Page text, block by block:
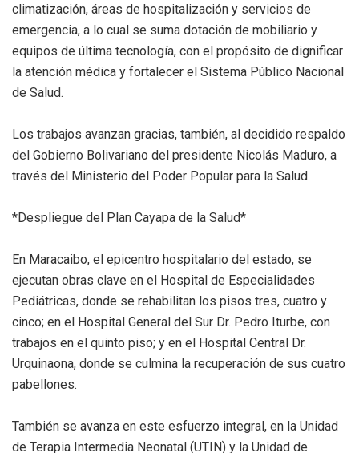
climatización, áreas de hospitalización y servicios de
emergencia, a lo cual se suma dotación de mobiliario y
equipos de última tecnología, con el propósito de dignificar
la atención médica y fortalecer el Sistema Público Nacional
de Salud.
Los trabajos avanzan gracias, también, al decidido respaldo
del Gobierno Bolivariano del presidente Nicolás Maduro, a
través del Ministerio del Poder Popular para la Salud.
*Despliegue del Plan Cayapa de la Salud*
En Maracaibo, el epicentro hospitalario del estado, se
ejecutan obras clave en el Hospital de Especialidades
Pediátricas, donde se rehabilitan los pisos tres, cuatro y
cinco; en el Hospital General del Sur Dr. Pedro Iturbe, con
trabajos en el quinto piso; y en el Hospital Central Dr.
Urquinaona, donde se culmina la recuperación de sus cuatro
pabellones.
También se avanza en este esfuerzo integral, en la Unidad
de Terapia Intermedia Neonatal (UTIN) y la Unidad de